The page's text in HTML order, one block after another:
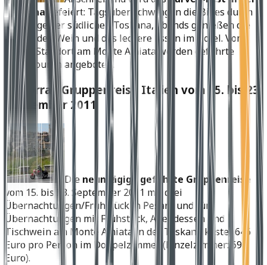
Toskana gefeiert: Tagsüber schwingen die Bikes durch
die Berge der südlichen Toskana, abends genießen die
Fahrer den Wein und das leckere Essen im Hotel. Vom
festen Standort am Monte Amiata werden geführte
Tagestouren angeboten.
Motorrad Gruppenreise Italien vom 15. bis 23.
September 2011
Die neuntägige geführte Gruppenreise
vom 15. bis 23. September 2011 mit drei
Übernachtungen/Frühstück in Pesaro und fünf
Übernachtungen mit Frühstück, Abendessen und
Tischwein am Monte Amiata in der Toskana kostet 646
Euro pro Person im Doppelzimmer (Einzelzimmer: 690
Euro).